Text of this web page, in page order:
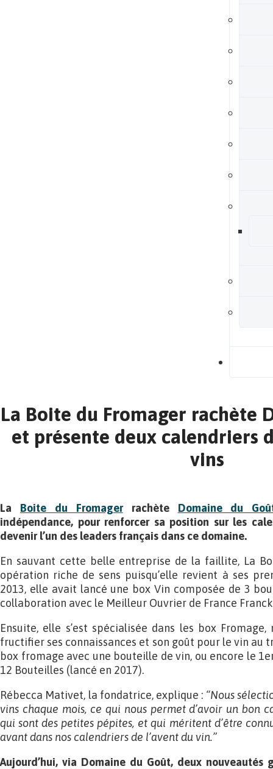
La Boite du Fromager rachète
et présente deux calendriers
vins
La Boite du Fromagerrachète Domaine du
indépendance, pour renforcer sa position sur les
devenir l’un des leaders français dans ce domaine.
En sauvant cette belle entreprise de la faillite, La
opération riche de sens puisqu’elle revient à ses
2013, elle avait lancé une box Vin composée de 3
collaboration avec le Meilleur Ouvrier de France
Ensuite, elle s’est spécialisée dans les box
fructifier ses connaissances et son goût pour le vin au
box fromage avec une bouteille de vin, ou encore le
12 Bouteilles (lancé en 2017).
Rébecca Mativet, la fondatrice, explique : “Nous
vins chaque mois, ce qui nous permet d’avoir un bon
qui sont des petites pépites, et qui méritent d’être
avant dans nos calendriers de l’avent du vin.”
Aujourd’hui, via Domaine du Goût, deux